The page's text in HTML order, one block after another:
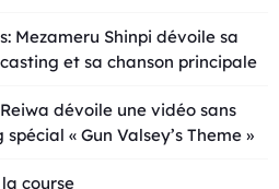
Mezameru Shinpi dévoile sa
et sa chanson principale
dévoile une vidéo sans
« Gun Valsey’s Theme »
course